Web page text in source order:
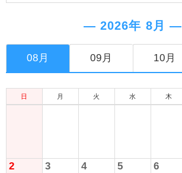
― 2026年 8月 ―
08月 09月 10月
日 月 火 水 木
2 3 4 5 6